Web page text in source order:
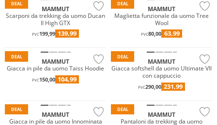
DEAL
MAMMUT
Scarponi da trekking da uomo Ducan
II High GTX
PVC199,99 139,99
DEAL
MAMMUT
Maglietta funzionale da uomo Tree
Wool
PVC80,00 63,99
DEAL
MAMMUT
Giacca in pile da uomo Taiss Hoodie
PVC150,00 104,99
DEAL
MAMMUT
Giacca softshell da uomo Ultimate VII
con cappuccio
PVC290,00 231,99
DEAL
MAMMUT
Giacca in pile da uomo Innominata
DEAL
MAMMUT
Pantaloni da trekking da uomo